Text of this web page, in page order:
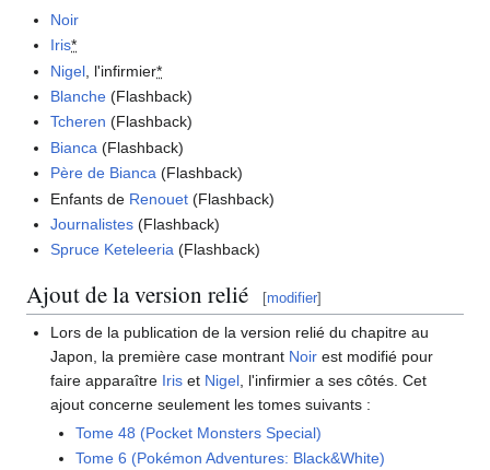
Noir
Iris*
Nigel , l'infirmier*
Blanche (Flashback)
Tcheren (Flashback)
Bianca (Flashback)
Père de Bianca (Flashback)
Enfants de Renouet (Flashback)
Journalistes (Flashback)
Spruce Keteleeria (Flashback)
Ajout de la version relié [modifier]
Lors de la publication de la version relié du chapitre au
Japon, la première case montrant Noir est modifié pour
faire apparaître Iris et Nigel , l'infirmier a ses côtés. Cet
ajout concerne seulement les tomes suivants :
Tome 48 (Pocket Monsters Special)
Tome 6 (Pokémon Adventures: Black&White)